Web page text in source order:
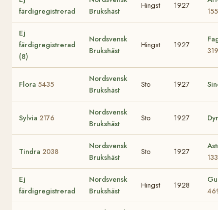
färdigregistrerad
Brukshäst
Hingst 1927
Ej
färdigregistrerad
(8)
Nordsvensk
Brukshäst
Hingst 1927
Flora 5435
Nordsvensk
Brukshäst
Sto 1927
Sylvia 2176
Nordsvensk
Brukshäst
Sto 1927
Tindra 2038
Nordsvensk
Brukshäst
Sto 1927
Ej
färdigregistrerad
Nordsvensk
Brukshäst
Hingst 1928